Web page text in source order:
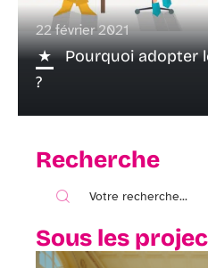
22 février 2021
Pourquoi adopter
?
Recherche
Sous les